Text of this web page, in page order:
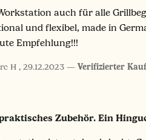
auch für alle
und flexibel, made in
Empfehlung!!!
H , 29.12.2023 Verifizierter Kauf
Zubehör. Ein